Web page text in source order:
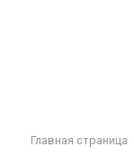
Главная страница